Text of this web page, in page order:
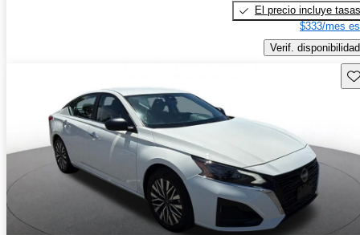
El precio incluye tasas
$333/mes
Verif. disponibilidad